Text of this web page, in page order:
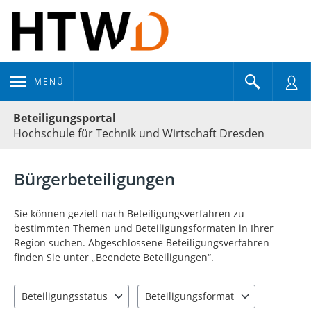
MENÜ
Beteiligungsportal
Hochschule für Technik und Wirtschaft Dresden
Bürgerbeteiligungen
Sie können gezielt nach Beteiligungsverfahren zu
bestimmten Themen und Beteiligungsformaten in Ihrer
Region suchen. Abgeschlossene Beteiligungsverfahren
finden Sie unter „Beendete Beteiligungen“.
Beteiligungsstatus
Beteiligungsformat